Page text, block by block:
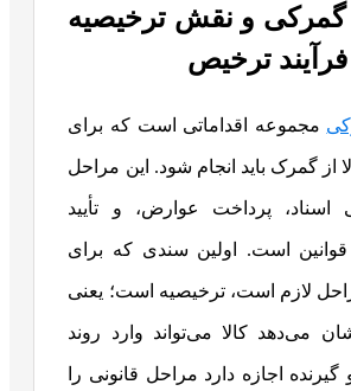
گمرکی و نقش ترخیصیه
ترخیص
مجموعه اقداماتی است که برای
از گمرک باید انجام شود. این مراحل
پرداخت عوارض، و تأیید
قوانین است. اولین سندی که برای
لازم است، ترخیصیه است؛ یعنی
می‌دهد کالا می‌تواند وارد روند
اجازه دارد مراحل قانونی را